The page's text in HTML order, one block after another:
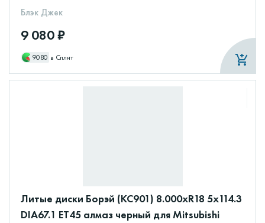
Блэк Джек
9 080 ₽
9080 в Сплит
Литые диски Борэй (КС901) 8.000xR18 5x114.3
DIA67.1 ET45 алмаз черный для Mitsubishi